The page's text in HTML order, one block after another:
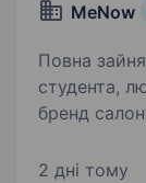
MeNow
Повна
студента,
бренд
жіночої
2 дні тому